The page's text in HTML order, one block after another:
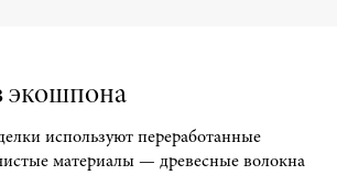
экошпона
используют переработанные
материалы — древесные волокна